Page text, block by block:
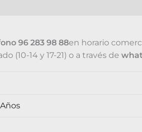
96 283 98 88en horario
(10-14 y 17-21) o a través de